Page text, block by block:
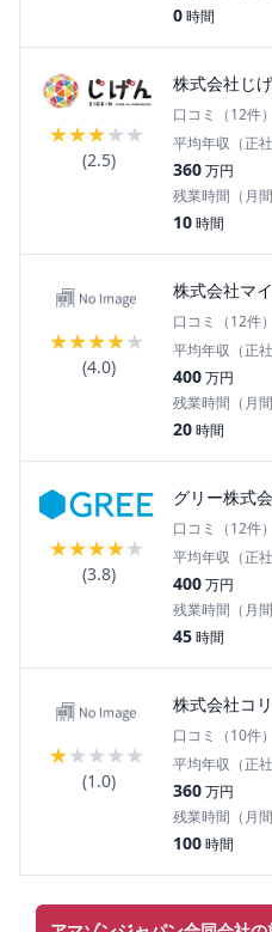
0時間
★★★★★
(2.5)
株式会社じ
口コミ（12件）
平均年収（正社
360万円
残業時間（月間
10時間
★★★★★
(4.0)
株式会社マ
口コミ（12件）
平均年収（正社
400万円
残業時間（月間
20時間
★★★★★
(3.8)
グリー株式
口コミ（12件）
平均年収（正社
400万円
残業時間（月間
45時間
★★★★★
(1.0)
株式会社コ
口コミ（10件）
平均年収（正社
360万円
残業時間（月間
100時間